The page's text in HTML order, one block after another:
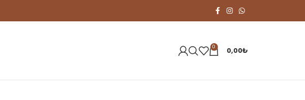
0 0,00₺